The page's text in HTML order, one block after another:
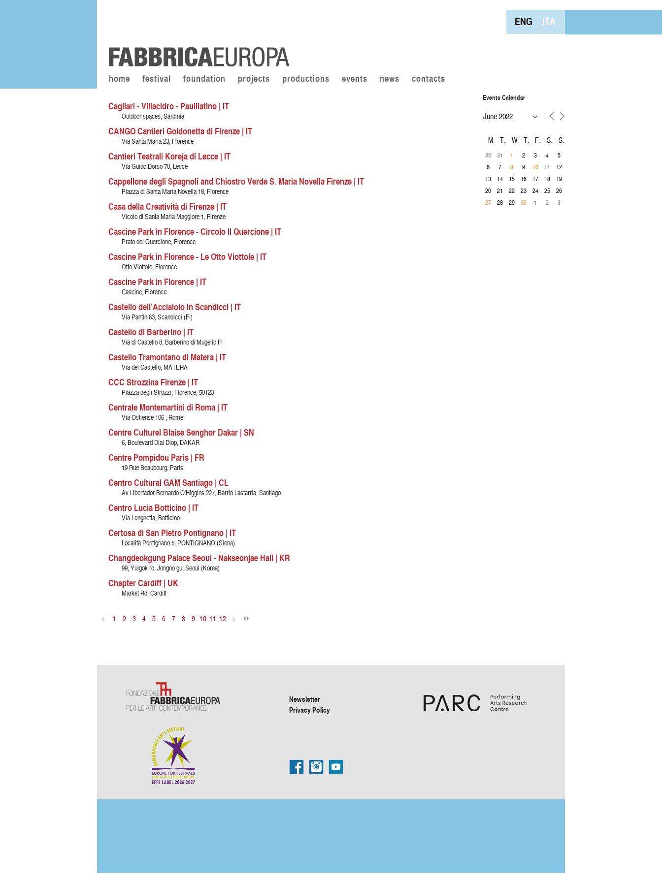
ENG ITA
home festival foundation projects productions events news contacts
Cagliari - Villacidro - Paulilatino | IT
Outdoor spaces, Sardinia
CANGO Cantieri Goldonetta di Firenze | IT
Via Santa Maria 23, Florence
Cantieri Teatrali Koreja di Lecce | IT
Via Guido Dorso 70, Lecce
Cappellone degli Spagnoli and Chiostro Verde S. Maria Novella Firenze | IT
Piazza di Santa Maria Novella 18, Florence
Casa della Creatività di Firenze | IT
Vicolo di Santa Maria Maggiore 1, Firenze
Cascine Park in Florence - Circolo Il Quercione | IT
Prato del Quercione, Florence
Cascine Park in Florence - Le Otto Viottole | IT
Otto Viottole, Florence
Cascine Park in Florence | IT
Cascine, Florence
Castello dell’Acciaiolo in Scandicci | IT
Via Pantin 63, Scandicci (FI)
Castello di Barberino | IT
Via di Castello 8, Barberino di Mugello FI
Castello Tramontano di Matera | IT
Via del Castello, MATERA
CCC Strozzina Firenze | IT
Piazza degli Strozzi, Florence, 50123
Centrale Montemartini di Roma | IT
Via Ostiense 106 , Rome
Centre Culturel Blaise Senghor Dakar | SN
6, Boulevard Dial Diop, DAKAR
Centre Pompidou Paris | FR
19 Rue Beaubourg, Paris
Centro Cultural GAM Santiago | CL
Av Libertador Bernardo O'Higgins 227, Barrio Lastarria, Santiago
Centro Lucia Botticino | IT
Via Longhetta, Botticino
Certosa di San Pietro Pontignano | IT
Località Pontignano 5, PONTIGNANO (Siena)
Changdeokgung Palace Seoul - Nakseonjae Hall | KR
99, Yulgok ro, Jongno gu, Seoul (Korea)
Chapter Cardiff | UK
Market Rd, Cardiff
< 1 2 3 4 5 6 7 8 9 10 11 12 >
Events Calendar
M T W T F S S
30 31 1 2 3 4
5
6
7 8 9 10 11
12
13
14 15 16 17 18
19
20
21 22 23 24 25
26
27
28 29 30 1 2 3
Newsletter
Privacy Policy